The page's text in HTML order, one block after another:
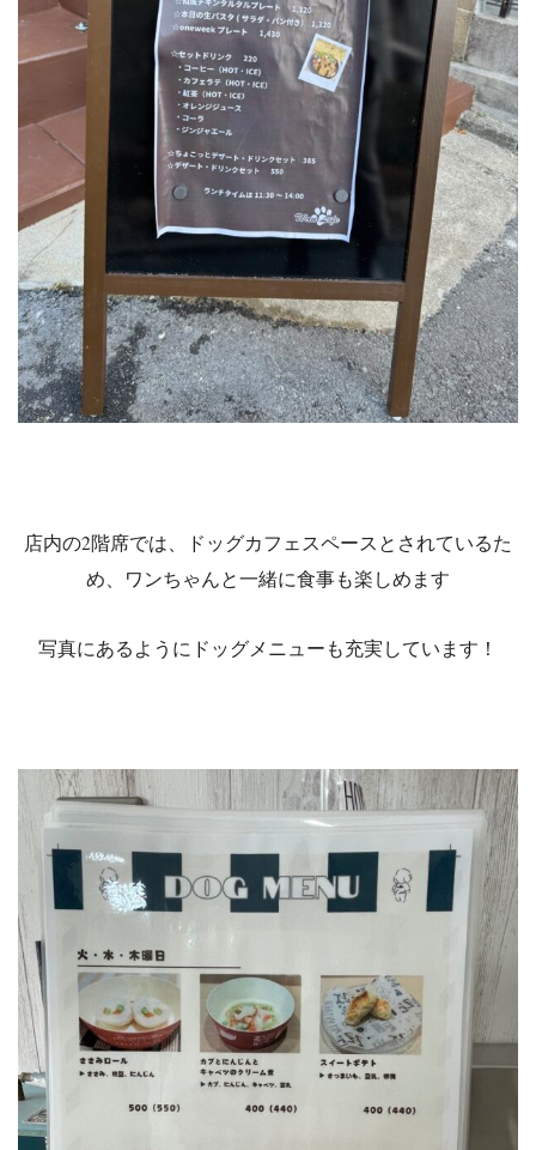
店内の2階席では、ドッグカフェスペースとされているた
め、ワンちゃんと一緒に食事も楽しめます
写真にあるようにドッグメニューも充実しています！